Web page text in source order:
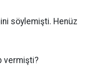
söylemişti. Henüz
vermişti?